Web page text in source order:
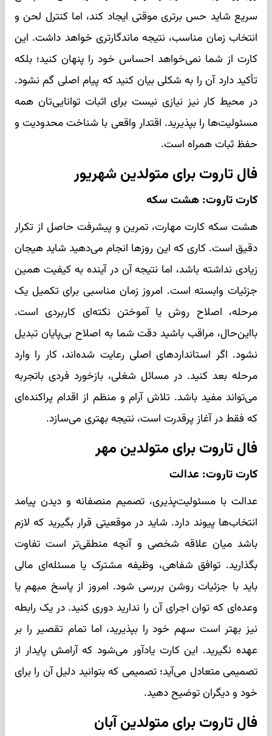
سریع شاید حس برتری موقتی ایجاد کند، اما کنترل لحن و
انتخاب زمان مناسب، نتیجه ماندگارتری خواهد داشت. این
کارت از شما نمی‌خواهد احساس خود را پنهان کنید؛ بلکه
تأکید دارد آن را به شکلی بیان کنید که پیام اصلی گم نشود.
در محیط کار نیز نیازی نیست برای اثبات توانایی‌تان همه
مسئولیت‌ها را بپذیرید. اقتدار واقعی با شناخت محدودیت و
حفظ ثبات همراه است.
فال تاروت برای متولدین شهریور
کارت تاروت: هشت سکه
هشت سکه کارت مهارت، تمرین و پیشرفت حاصل از تکرار
دقیق است. کاری که این روزها انجام می‌دهید شاید هیجان
زیادی نداشته باشد، اما نتیجه آن در آینده به کیفیت همین
جزئیات وابسته است. امروز زمان مناسبی برای تکمیل یک
مرحله، اصلاح روش یا آموختن نکته‌ای کاربردی است.
بااین‌حال، مراقب باشید دقت شما به اصلاح بی‌پایان تبدیل
نشود. اگر استانداردهای اصلی رعایت شده‌اند، کار را وارد
مرحله بعد کنید. در مسائل شغلی، بازخورد فردی باتجربه
می‌تواند مفید باشد. تلاش آرام و منظم از اقدام پراکنده‌ای
که فقط در آغاز پرقدرت است، نتیجه بهتری می‌سازد.
فال تاروت برای متولدین مهر
کارت تاروت: عدالت
عدالت با مسئولیت‌پذیری، تصمیم منصفانه و دیدن پیامد
انتخاب‌ها پیوند دارد. شاید در موقعیتی قرار بگیرید که لازم
باشد میان علاقه شخصی و آنچه منطقی‌تر است تفاوت
بگذارید. توافق شفاهی، وظیفه مشترک یا مسئله‌ای مالی
باید با جزئیات روشن بررسی شود. امروز از پاسخ مبهم یا
وعده‌ای که توان اجرای آن را ندارید دوری کنید. در یک رابطه
نیز بهتر است سهم خود را بپذیرید، اما تمام تقصیر را بر
عهده نگیرید. این کارت یادآور می‌شود که آرامش پایدار از
تصمیمی متعادل می‌آید؛ تصمیمی که بتوانید دلیل آن را برای
خود و دیگران توضیح دهید.
فال تاروت برای متولدین آبان